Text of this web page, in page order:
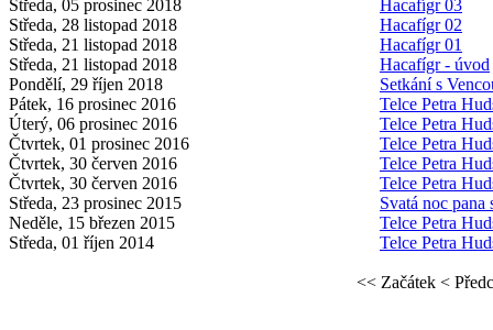
Středa, 05 prosinec 2018
Hacafígr 03
Středa, 28 listopad 2018
Hacafígr 02
Středa, 21 listopad 2018
Hacafígr 01
Středa, 21 listopad 2018
Hacafígr - úvod
Pondělí, 29 říjen 2018
Setkání s
Pátek, 16 prosinec 2016
Telce Petra
Úterý, 06 prosinec 2016
Telce Petra
Čtvrtek, 01 prosinec 2016
Telce Petra
Čtvrtek, 30 červen 2016
Telce Petra
Čtvrtek, 30 červen 2016
Telce Petra
Středa, 23 prosinec 2015
Svatá noc pana
Neděle, 15 březen 2015
Telce Petra
Středa, 01 říjen 2014
Telce Petra
<< Začátek <